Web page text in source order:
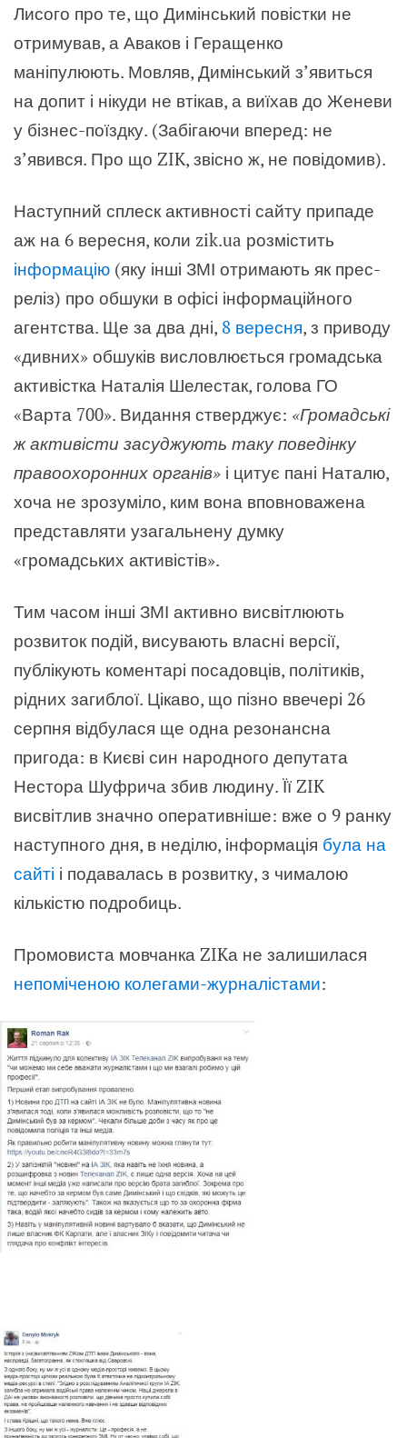
Лисого про те, що Димінський повістки не
отримував, а Аваков і Геращенко
маніпулюють. Мовляв, Димінський з’явиться
на допит і нікуди не втікав, а виїхав до Женеви
у бізнес-поїздку. (Забігаючи вперед: не
з’явився. Про що ZIK, звісно ж, не повідомив).
Наступний сплеск активності сайту припаде
аж на 6 вересня, коли zik.ua розмістить
інформацію (яку інші ЗМІ отримають як прес-
реліз) про обшуки в офісі інформаційного
агентства. Ще за два дні, 8 вересня, з приводу
«дивних» обшуків висловлюється громадська
активістка Наталія Шелестак, голова ГО
«Варта 700». Видання стверджує: «Громадські
ж активісти засуджують таку поведінку
правоохоронних органів» і цитує пані Наталю,
хоча не зрозуміло, ким вона вповноважена
представляти узагальнену думку
«громадських активістів».
Тим часом інші ЗМІ активно висвітлюють
розвиток подій, висувають власні версії,
публікують коментарі посадовців, політиків,
рідних загиблої. Цікаво, що пізно ввечері 26
серпня відбулася ще одна резонансна
пригода: в Києві син народного депутата
Нестора Шуфрича збив людину. Її ZIK
висвітлив значно оперативніше: вже о 9 ранку
наступного дня, в неділю, інформація була на
сайті і подавалась в розвитку, з чималою
кількістю подробиць.
Промовиста мовчанка ZIKа не залишилася
непоміченою колегами-журналістами: